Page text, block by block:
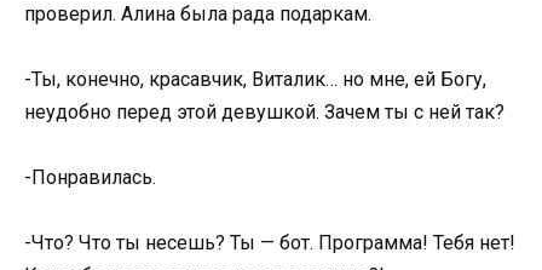
проверил. Алина была рада подаркам.
-Ты, конечно, красавчик, Виталик… но мне, ей Богу,
неудобно перед этой девушкой. Зачем ты с ней так?
-Понравилась.
-Что? Что ты несешь? Ты — бот. Программа! Тебя нет!